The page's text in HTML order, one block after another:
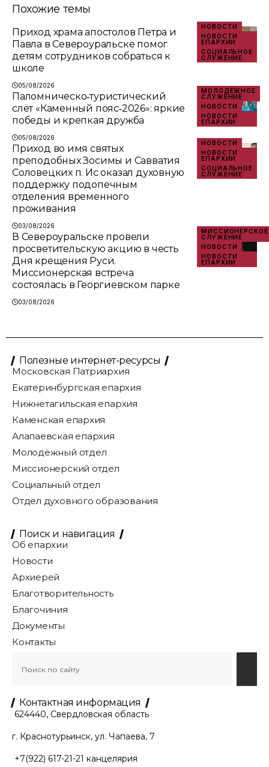
Похожие темы
НОВОСТИ
НОВОСТИ
ЕПАРХИИ
СОЦИАЛЬНОЕ
СЛУЖЕНИЕ
Приход храма апостолов Петра и
Павла в Североуральске помог
детям сотрудников собраться к
школе
05/08/2026
МОЛОДЁЖНОЕ
СЛУЖЕНИЕ
НОВОСТИ
НОВОСТИ
ЕПАРХИИ
Паломническо‑туристический
слёт «Каменный пояс‑2026»: яркие
победы и крепкая дружба
05/08/2026
НОВОСТИ
НОВОСТИ
ЕПАРХИИ
СОЦИАЛЬНОЕ
СЛУЖЕНИЕ
Приход во имя святых
преподобных Зосимы и Савватия
Соловецких п. Ис оказал духовную
поддержку подопечным
отделения временного
проживания
03/08/2026
МИССИОНЕРСКОЕ
СЛУЖЕНИЕ
НОВОСТИ
НОВОСТИ
ЕПАРХИИ
В Североуральске провели
просветительскую акцию в честь
Дня крещения Руси.
Миссионерская встреча
состоялась в Георгиевском парке
03/08/2026
Полезные интернет-ресурсы
Московская Патриархия
Екатеринбургская епархия
Нижнетагильская епархия
Каменская епархия
Алапаевская епархия
Молодёжный отдел
Миссионерский отдел
Социальный отдел
Отдел духовного образования
Поиск и навигация
Об епархии
Новости
Архиерей
Благотворительность
Благочиния
Документы
Контакты
Контактная информация
624440, Свердловская область
г. Краснотурьинск, ул. Чапаева, 7
+7(922) 617-21-21 канцелярия